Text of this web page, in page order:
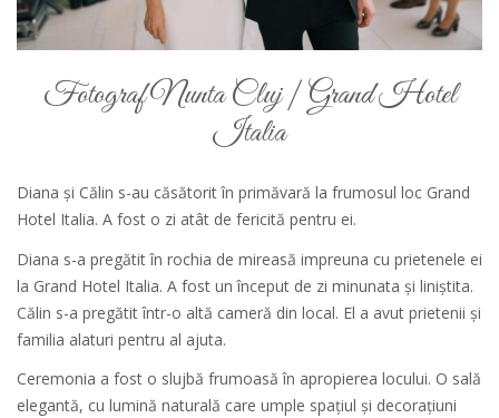
Fotograf Nunta Cluj | Grand Hotel
Italia
Diana și Călin s-au căsătorit în primăvară la frumosul loc Grand
Hotel Italia. A fost o zi atât de fericită pentru ei.
Diana s-a pregătit în rochia de mireasă impreuna cu prietenele ei
la Grand Hotel Italia. A fost un început de zi minunata și liniștita.
Călin s-a pregătit într-o altă cameră din local. El a avut prietenii și
familia alaturi pentru al ajuta.
Ceremonia a fost o slujbă frumoasă în apropierea locului. O sală
elegantă, cu lumină naturală care umple spațiul și decorațiuni